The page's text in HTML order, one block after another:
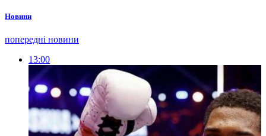
Новини
попередні новини
13:00